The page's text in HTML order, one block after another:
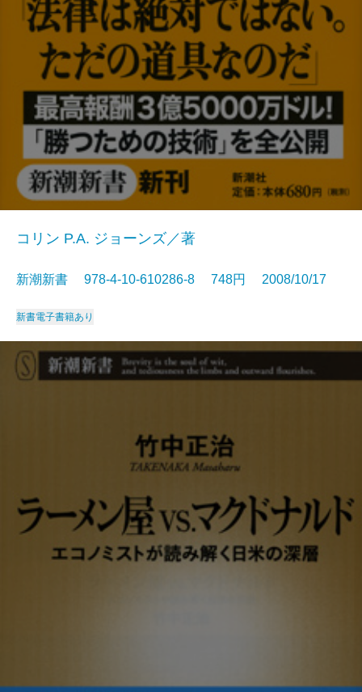
コリン P.A. ジョーンズ／著
新潮新書 978-4-10-610286-8 748円 2008/10/17
新書電子書籍あり